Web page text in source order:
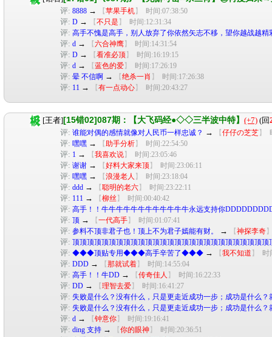
评: 8888 → 【苹果手机】 时间:07:38:50
评: D → 【不只是 】 时间:12:31:34
评: 高手不愧是高手，别人放弃了你依然矢志不移，望你越战越
评: d → 【六合神鹰】 时间:14:31:54
评: D → 【看准必顶】 时间:16:19:15
评: d → 【蓝色的爱】 时间:17:26:19
评: 晕 不信啊 → 【绝杀一肖 】 时间:17:26:38
评: 11 → 【有一点动心】 时间:20:43:27
[王者][15错02]087期：【大飞码经●◇◇三半波中特】(+7) (回
评: 谁能对偶的感情就像对人民币一样忠诚？ → 【仔仔の芝芝】
评: 嘿嘿 → 【助手分析】 时间:22:54:50
评: 1 → 【我喜欢说】 时间:23:05:46
评: 谢谢 → 【好料大家来顶】 时间:23:06:11
评: 嘿嘿 → 【浪漫老人 】 时间:23:18:04
评: ddd → 【聪明的老六】 时间:23:22:11
评: 111 → 【柳丝 】 时间:00:40:42
评: 高手！！牛牛牛牛牛牛牛牛牛牛牛牛永远支持你
评: 顶 → 【一代高手】 时间:01:07:41
评: 参料不顶非君子也！顶上不为君子嫣能有财。 → 【神探李奇
评: 顶顶顶顶顶顶顶顶顶顶顶顶顶顶顶顶顶顶顶顶顶顶顶顶顶顶
评: ◆◆◆顶贴专用◆◆◆高手辛苦了◆◆◆ → 【我不知道 】 时
评: DDD → 【那就试着】 时间:14:55:04
评: 高手！！牛DD → 【传奇佳人 】 时间:16:22:33
评: DD → 【理智去爱】 时间:16:41:27
评: 失败是什么？没有什么，只是更走近成功一步；成功是什么
评: 失败是什么？没有什么，只是更走近成功一步；成功是什么
评: d → 【钟意你】 时间:19:16:41
评: ding 支持 → 【你的眼神】 时间:20:36:51